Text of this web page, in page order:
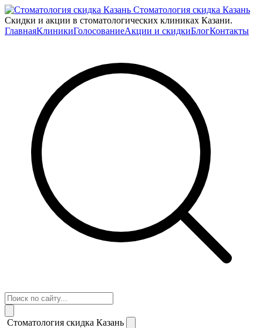
Стоматология скидка Казань
Скидки и акции в стоматологических клиниках Казани.
ГлавнаяКлиникиГолосованиеАкции и скидкиБлогКонтакты
Стоматология скидка Казань